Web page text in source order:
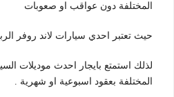
المختلفة دون عواقب او صعوبات
حيث تعتبر احدي سيارات لاند روفر
لذلك استمتع بايجار احدث موديلات
المختلفة بعقود اسبوعية او شهرية .